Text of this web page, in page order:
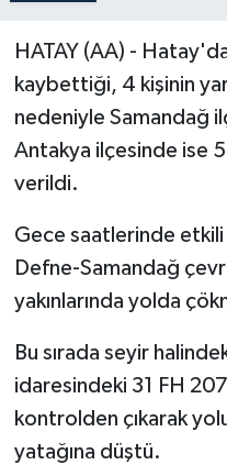
HATAY (AA) -
kaybettiği, 4 kişinin
nedeniyle Samandağ
Antakya ilçesinde ise
verildi.
Gece saatlerinde
Defne-Samandağ
yakınlarında yolda
Bu sırada seyir
idaresindeki 31 FH
kontrolden çıkarak
yatağına düştü.